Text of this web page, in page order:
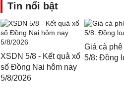
Tin nổi bật
XSDN 5/8 - Kết quả xổ
số Đồng Nai hôm nay
5/8/2026
Giá cà
5/8: Đồng